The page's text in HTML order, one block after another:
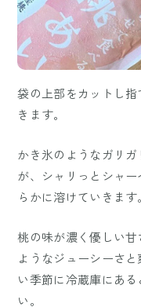
袋の上部をカットし
きます。
かき氷のようなガリ
が、シャリっとシャ
らかに溶けていきます。
桃の味が濃く優しい
ようなジューシーさ
い季節に冷蔵庫にあ
い。